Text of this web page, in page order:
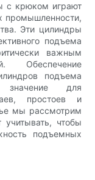
с крюком играют
промышленности,
Эти цилиндры
подъема
важным
Обеспечение
подъема
значение для
простоев и
мы рассмотрим
чтобы
подъемных